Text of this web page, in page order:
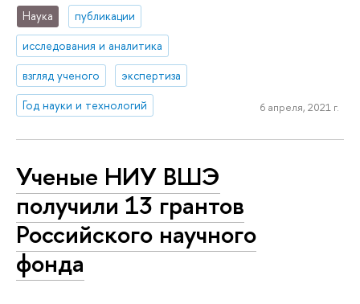
Наука
публикации
исследования и аналитика
взгляд ученого
экспертиза
Год науки и технологий
6 апреля, 2021 г.
Ученые НИУ ВШЭ
получили 13 грантов
Российского научного
фонда